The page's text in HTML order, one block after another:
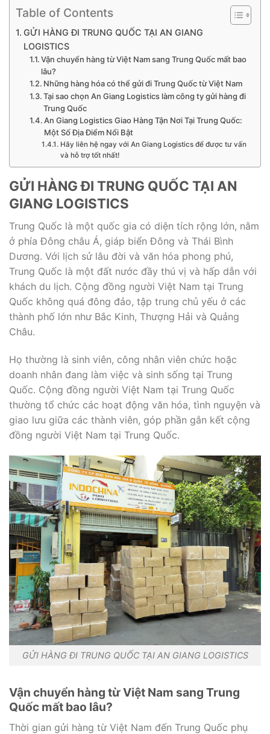
Table of Contents
GỬI HÀNG ĐI TRUNG QUỐC TẠI AN GIANG
LOGISTICS
Vận chuyển hàng từ Việt Nam sang Trung Quốc mất bao
lâu?
Những hàng hóa có thể gửi đi Trung Quốc từ Việt Nam
Tại sao chọn An Giang Logistics làm công ty gửi hàng đi
Trung Quốc
An Giang Logistics Giao Hàng Tận Nơi Tại Trung Quốc:
Một Số Địa Điểm Nổi Bật
Hãy liên hệ ngay với An Giang Logistics để được tư vấn
và hỗ trợ tốt nhất!
GỬI HÀNG ĐI TRUNG QUỐC TẠI AN
GIANG LOGISTICS
Trung Quốc là một quốc gia có diện tích rộng lớn, nằm
ở phía Đông châu Á, giáp biển Đông và Thái Bình
Dương. Với lịch sử lâu đời và văn hóa phong phú,
Trung Quốc là một đất nước đầy thú vị và hấp dẫn với
khách du lịch. Cộng đồng người Việt Nam tại Trung
Quốc không quá đông đảo, tập trung chủ yếu ở các
thành phố lớn như Bắc Kinh, Thượng Hải và Quảng
Châu.
Họ thường là sinh viên, công nhân viên chức hoặc
doanh nhân đang làm việc và sinh sống tại Trung
Quốc. Cộng đồng người Việt Nam tại Trung Quốc
thường tổ chức các hoạt động văn hóa, tình nguyện và
giao lưu giữa các thành viên, góp phần gắn kết cộng
đồng người Việt Nam tại Trung Quốc.
GỬI HÀNG ĐI TRUNG QUỐC TẠI AN GIANG LOGISTICS
Vận chuyển hàng từ Việt Nam sang Trung
Quốc mất bao lâu?
Thời gian gửi hàng từ Việt Nam đến Trung Quốc phụ